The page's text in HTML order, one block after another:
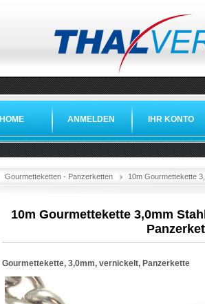
HOME ANMELDEN IHR KONTO
Gourmetteketten - Panzerketten 10m Gourmettekette
10m Gourmettekette 3,0mm
Gourmettekette, 3,0mm, vernickelt, Panzerkette